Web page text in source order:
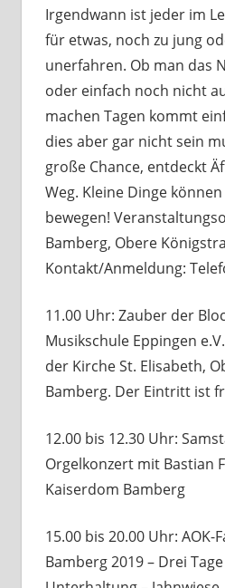
Irgendwann ist jeder im
für etwas, noch zu jung
unerfahren. Ob man das
oder einfach noch nicht
machen Tagen kommt
dies aber gar nicht sein
große Chance, entdeckt
Weg. Kleine Dinge
bewegen!
Bamberg, Obere
Kontakt/Anmeldung:
11.00 Uhr: Zauber der
Musikschule Eppingen
der Kirche St. Elisabeth,
Bamberg. Der Eintritt ist
12.00 bis 12.30 Uhr:
Orgelkonzert mit Bastian
Kaiserdom Bamberg
15.00 bis 20.00 Uhr: AOK-
Bamberg 2019 – Drei